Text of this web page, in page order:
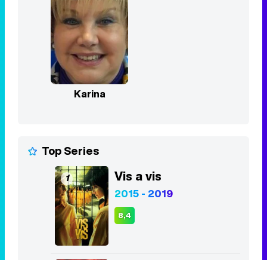
Karina
Top Series
1 Vis a vis
2015 - 2019
8,4